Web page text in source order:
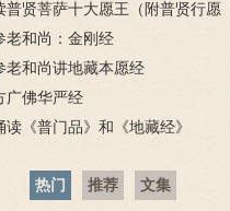
普贤菩萨十大愿王（附普贤行愿
老和尚：金刚经
老和尚讲地藏本愿经
广佛华严经
《普门品》和《地藏经》
热门 推荐 文集